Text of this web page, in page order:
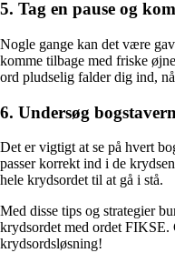
5. Tag en pause og
Nogle gange kan det være
komme tilbage med friske
ord pludselig falder dig ind,
6. Undersøg
Det er vigtigt at se på hvert
passer korrekt ind i de
hele krydsordet til at gå i stå.
Med disse tips og strategier
krydsordet med ordet FIKSE.
krydsordsløsning!